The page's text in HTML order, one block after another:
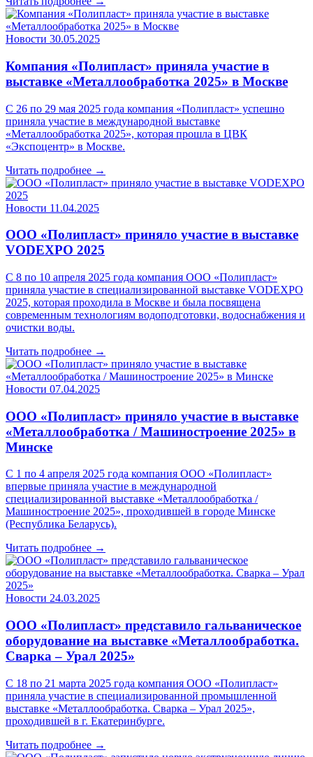
Новости 30.05.2025
Компания «Полипласт» приняла участие в
выставке «Металлообработка 2025» в Москве
С 26 по 29 мая 2025 года компания «Полипласт» успешно
приняла участие в международной выставке
«Металлообработка 2025», которая прошла в ЦВК
«Экспоцентр» в Москве.
Читать подробнее →
Новости 11.04.2025
ООО «Полипласт» приняло участие в выставке
VODEXPO 2025
С 8 по 10 апреля 2025 года компания ООО «Полипласт»
приняла участие в специализированной выставке VODEXPO
2025, которая проходила в Москве и была посвящена
современным технологиям водоподготовки, водоснабжения и
очистки воды.
Читать подробнее →
Новости 07.04.2025
ООО «Полипласт» приняло участие в выставке
«Металлообработка / Машиностроение 2025» в
Минске
С 1 по 4 апреля 2025 года компания ООО «Полипласт»
впервые приняла участие в международной
специализированной выставке «Металлообработка /
Машиностроение 2025», проходившей в городе Минске
(Республика Беларусь).
Читать подробнее →
Новости 24.03.2025
ООО «Полипласт» представило гальваническое
оборудование на выставке «Металлообработка.
Сварка – Урал 2025»
С 18 по 21 марта 2025 года компания ООО «Полипласт»
приняла участие в специализированной промышленной
выставке «Металлообработка. Сварка – Урал 2025»,
проходившей в г. Екатеринбурге.
Читать подробнее →